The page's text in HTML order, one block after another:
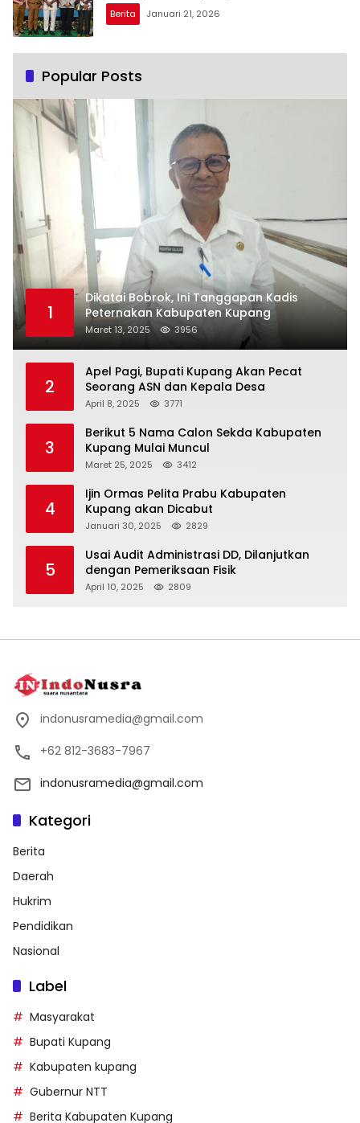
Berita Januari 21, 2026
Popular Posts
1
Dikatai Bobrok, Ini Tanggapan Kadis
Peternakan Kabupaten Kupang
Maret 13, 2025 3956
2
Apel Pagi, Bupati Kupang Akan Pecat
Seorang ASN dan Kepala Desa
April 8, 2025 3771
3
Berikut 5 Nama Calon Sekda Kabupaten
Kupang Mulai Muncul
Maret 25, 2025 3412
4
Ijin Ormas Pelita Prabu Kabupaten
Kupang akan Dicabut
Januari 30, 2025 2829
5
Usai Audit Administrasi DD, Dilanjutkan
dengan Pemeriksaan Fisik
April 10, 2025 2809
indonusramedia@gmail.com
+62 812-3683-7967
indonusramedia@gmail.com
Kategori
Berita
Daerah
Hukrim
Pendidikan
Nasional
Label
Masyarakat
Bupati Kupang
Kabupaten kupang
Gubernur NTT
Berita Kabupaten Kupang